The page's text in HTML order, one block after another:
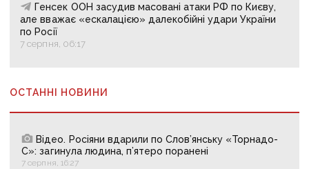
Генсек ООН засудив масовані атаки РФ по Києву,
але вважає «ескалацією» далекобійні удари України
по Росії
7 серпня, 06:17
ОСТАННІ НОВИНИ
Відео. Росіяни вдарили по Слов’янську «Торнадо-
С»: загинула людина, п’ятеро поранені
7 серпня, 16:27